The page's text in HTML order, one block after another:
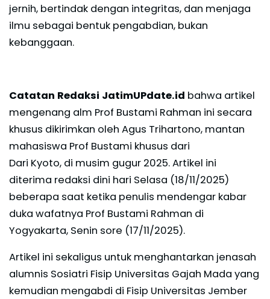
jernih, bertindak dengan integritas, dan menjaga
ilmu sebagai bentuk pengabdian, bukan
kebanggaan.
Catatan Redaksi JatimUPdate.id bahwa artikel
mengenang alm Prof Bustami Rahman ini secara
khusus dikirimkan oleh Agus Trihartono, mantan
mahasiswa Prof Bustami khusus dari
Dari Kyoto, di musim gugur 2025. Artikel ini
diterima redaksi dini hari Selasa (18/11/2025)
beberapa saat ketika penulis mendengar kabar
duka wafatnya Prof Bustami Rahman di
Yogyakarta, Senin sore (17/11/2025).
Artikel ini sekaligus untuk menghantarkan jenasah
alumnis Sosiatri Fisip Universitas Gajah Mada yang
kemudian mengabdi di Fisip Universitas Jember